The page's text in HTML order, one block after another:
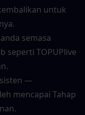
untuk
semasa
seperti TOPUPlive
—
mencapai Tahap